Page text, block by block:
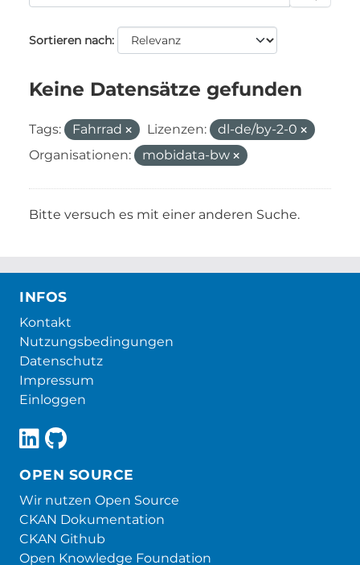
Sortieren nach
Keine Datensätze gefunden
Tags: Fahrrad Lizenzen:
dl-de/by-2-0
Organisationen:
mobidata-bw
Bitte versuch es mit einer anderen Suche.
INFOS
Kontakt
Nutzungsbedingungen
Datenschutz
Impressum
Einloggen
OPEN SOURCE
Wir nutzen Open Source
CKAN Dokumentation
CKAN Github
Open Knowledge Foundation